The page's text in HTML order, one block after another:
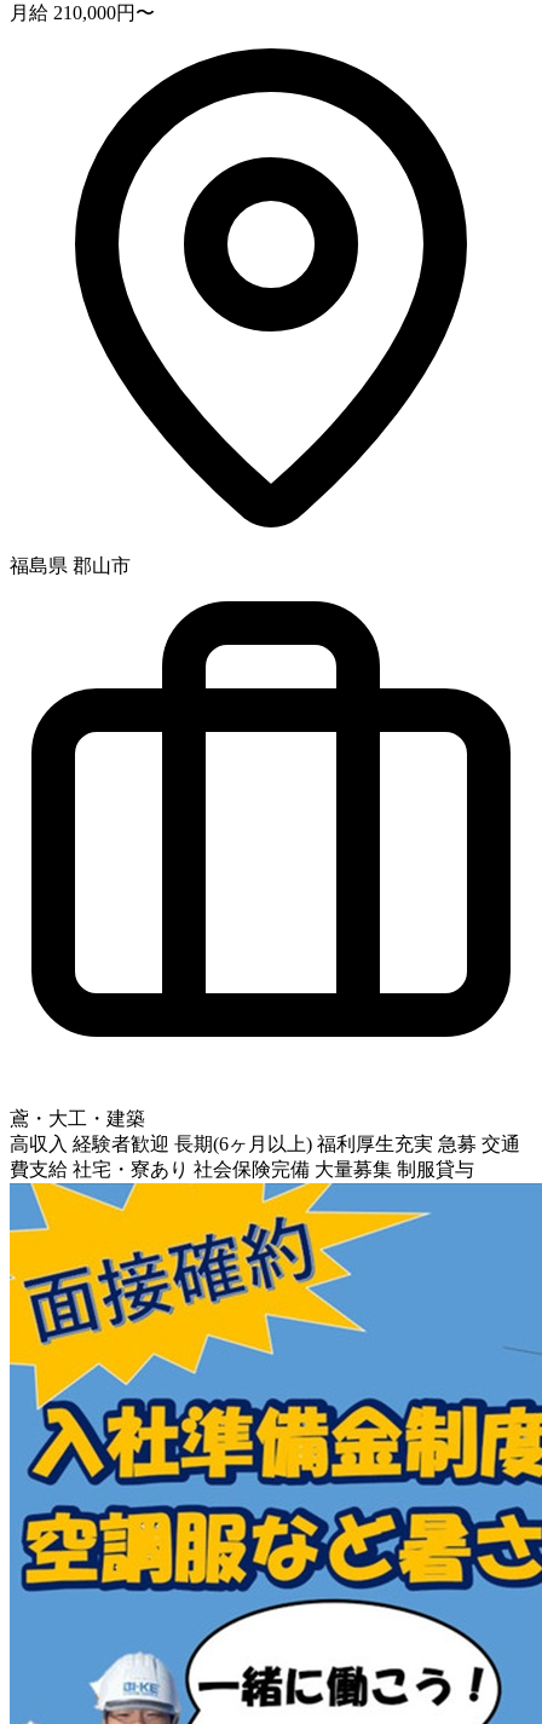
月給 210,000円〜
福島県 郡山市
鳶・大工・建築
高収入 経験者歓迎 長期(6ヶ月以上) 福利厚生充実 急募 交通
費支給 社宅・寮あり 社会保険完備 大量募集 制服貸与